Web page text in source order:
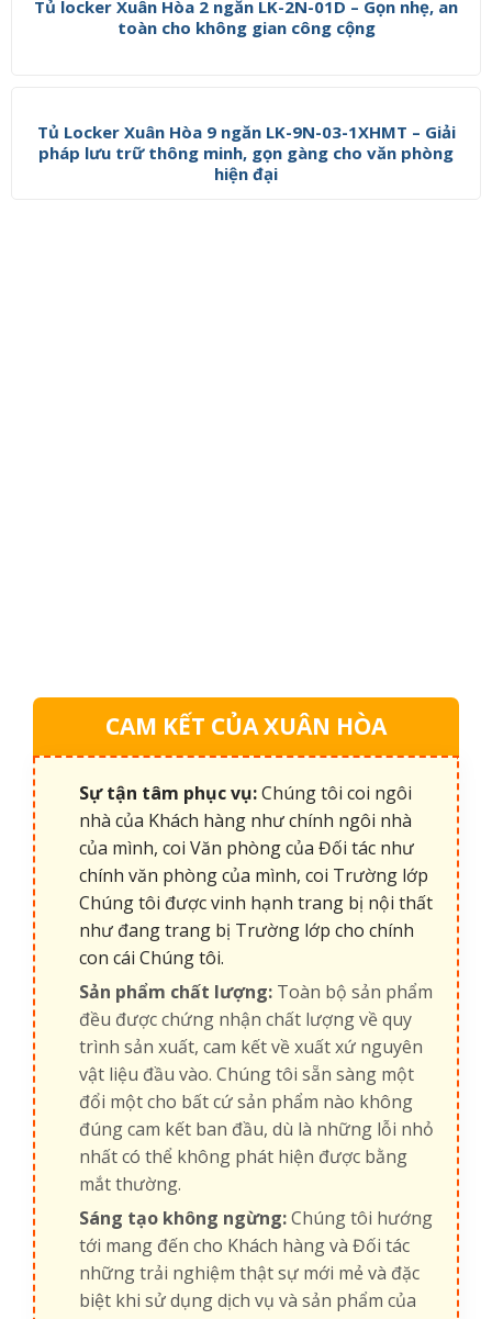
Tủ locker Xuân Hòa 2 ngăn LK-2N-01D – Gọn nhẹ, an
toàn cho không gian công cộng
Tủ Locker Xuân Hòa 9 ngăn LK-9N-03-1XHMT – Giải
pháp lưu trữ thông minh, gọn gàng cho văn phòng
hiện đại
CAM KẾT CỦA XUÂN HÒA
Sự tận tâm phục vụ:Chúng tôi coi ngôi
nhà của Khách hàng như chính ngôi nhà
của mình, coi Văn phòng của Đối tác như
chính văn phòng của mình, coi Trường lớp
Chúng tôi được vinh hạnh trang bị nội thất
như đang trang bị Trường lớp cho chính
con cái Chúng tôi.
Sản phẩm chất lượng: Toàn bộ sản phẩm
đều được chứng nhận chất lượng về quy
trình sản xuất, cam kết về xuất xứ nguyên
vật liệu đầu vào. Chúng tôi sẵn sàng một
đổi một cho bất cứ sản phẩm nào không
đúng cam kết ban đầu, dù là những lỗi nhỏ
nhất có thể không phát hiện được bằng
mắt thường.
Sáng tạo không ngừng:Chúng tôi hướng
tới mang đến cho Khách hàng và Đối tác
những trải nghiệm thật sự mới mẻ và đặc
biệt khi sử dụng dịch vụ và sản phẩm của